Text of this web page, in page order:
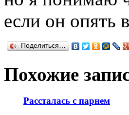
если он опять
Поделиться…
Похожие
Рассталась с парнем